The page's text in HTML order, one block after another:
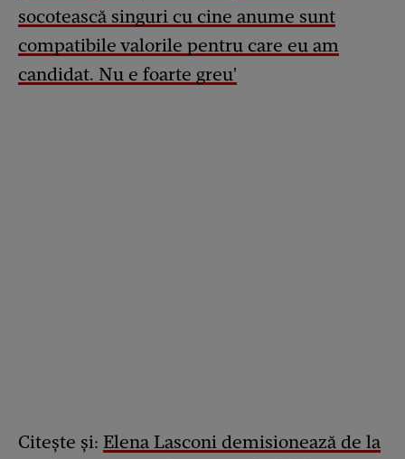
socotească singuri cu cine anume sunt
compatibile valorile pentru care eu am
candidat. Nu e foarte greu'
Citește și: Elena Lasconi demisionează de la